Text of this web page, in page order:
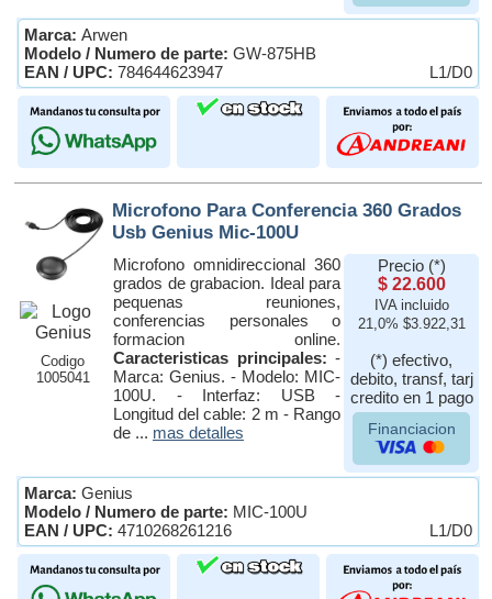
Marca: Arwen
Modelo / Numero de parte: GW-875HB
EAN / UPC: 784644623947 L1/D0
Codigo
1005041
Microfono Para Conferencia 360 Grados
Usb Genius Mic-100U
Microfono omnidireccional 360
grados de grabacion. Ideal para
pequenas reuniones,
conferencias personales o
formacion online.
Caracteristicas principales: -
Marca: Genius. - Modelo: MIC-
100U. - Interfaz: USB -
Longitud del cable: 2 m - Rango
de ... mas detalles
Precio (*)
$ 22.600
IVA incluido
21,0% $3.922,31
(*) efectivo,
debito, transf, tarj
credito en 1 pago
Financiacion
Marca: Genius
Modelo / Numero de parte: MIC-100U
EAN / UPC: 4710268261216 L1/D0